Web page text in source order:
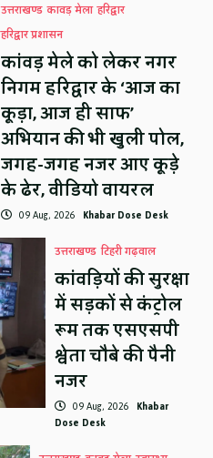
उत्तराखण्ड कावड़ मेला हरिद्वार
हरिद्वार प्रशासन
कांवड़ मेले को लेकर नगर
निगम हरिद्वार के ‘आज का
कूड़ा, आज ही साफ’
अभियान की भी खुली पोल,
जगह-जगह नजर आए कूड़े
के ढेर, वीडियो वायरल
09 Aug, 2026 Khabar Dose Desk
उत्तराखण्ड टिहरी गढ़वाल
कांवड़ियों की सुरक्षा
में सड़कों से कंट्रोल
रूम तक एसएसपी
श्वेता चौबे की पैनी
नजर
09 Aug, 2026 Khabar
Dose Desk